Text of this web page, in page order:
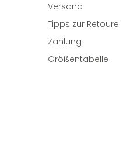
Versand
Tipps zur Retoure
Zahlung
Größentabelle